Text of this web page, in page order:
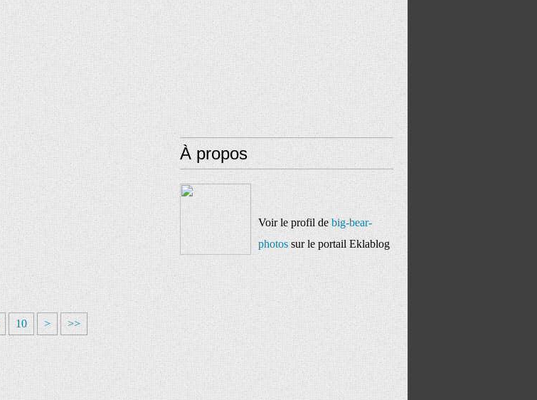
10 > >>
À propos
Voir le profil debig-bear-
photossur le portail Eklablog